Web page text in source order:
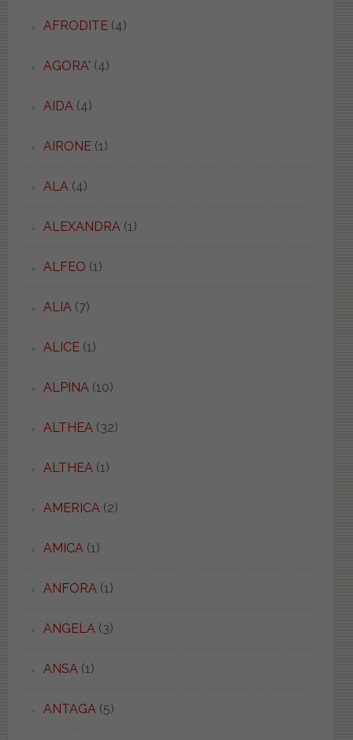
AFRODITE(4)
AGORA' (4)
AIDA(4)
AIRONE(1)
ALA(4)
ALEXANDRA(1)
ALFEO (1)
ALIA(7)
ALICE(1)
ALPINA(10)
ALTHEA(32)
ALTHEA(1)
AMERICA(2)
AMICA(1)
ANFORA(1)
ANGELA(3)
ANSA(1)
ANTAGA(5)